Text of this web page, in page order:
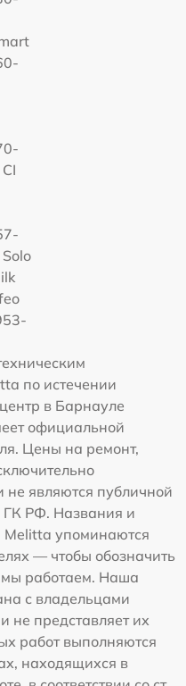
по истечении
в Барнауле
официальной
Цены на ремонт,
не являются публичной
ГК РФ. Названия и
Melitta упоминаются
— чтобы обозначить
мы работаем. Наша
с владельцами
не представляет их
работ выполняются
находящихся в